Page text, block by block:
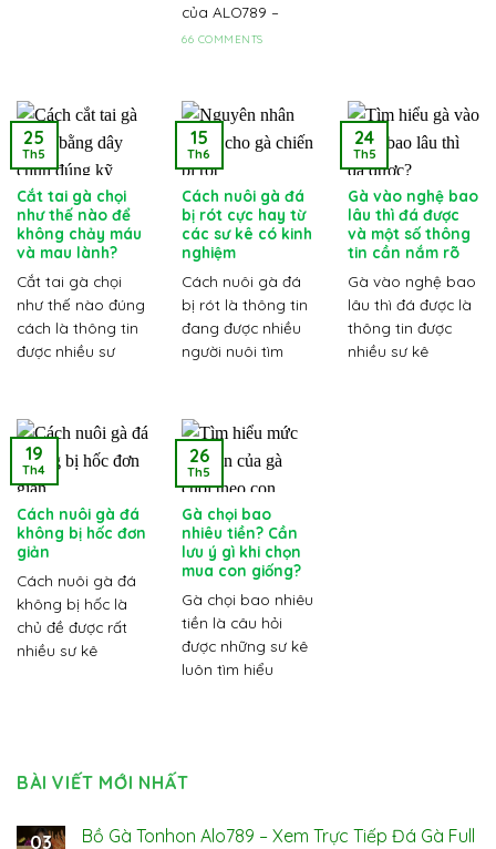
của ALO789 –
66 COMMENTS
Cắt tai gà chọi
như thế nào để
không chảy máu
và mau lành?
Cắt tai gà chọi
như thế nào đúng
cách là thông tin
được nhiều sư
25
Th5
Cách nuôi gà đá
bị rót cực hay từ
các sư kê có kinh
nghiệm
Cách nuôi gà đá
bị rót là thông tin
đang được nhiều
người nuôi tìm
15
Th6
Gà vào nghệ bao
lâu thì đá được
và một số thông
tin cần nắm rõ
Gà vào nghệ bao
lâu thì đá được là
thông tin được
nhiều sư kê
24
Th5
Cách nuôi gà đá
không bị hốc đơn
giản
Cách nuôi gà đá
không bị hốc là
chủ đề được rất
nhiều sư kê
19
Th4
Gà chọi bao
nhiêu tiền? Cần
lưu ý gì khi chọn
mua con giống?
Gà chọi bao nhiêu
tiền là câu hỏi
được những sư kê
luôn tìm hiểu
26
Th5
BÀI VIẾT MỚI NHẤT
03
Bồ Gà Tonhon Alo789 – Xem Trực Tiếp Đá Gà Full